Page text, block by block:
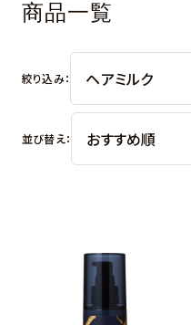
商品一覧
絞り込み：
並び替え：